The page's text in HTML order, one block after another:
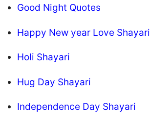
Good Night Quotes
Happy New year Love Shayari
Holi Shayari
Hug Day Shayari
Independence Day Shayari